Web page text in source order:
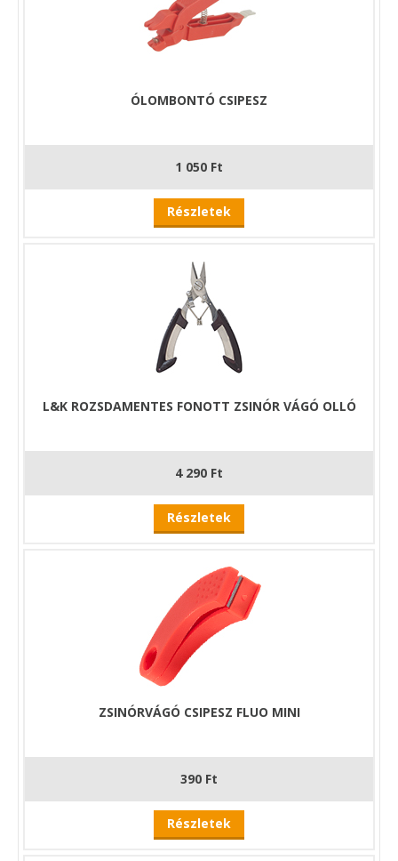
ÓLOMBONTÓ CSIPESZ
1 050 Ft
Részletek
L&K ROZSDAMENTES FONOTT ZSINÓR VÁGÓ OLLÓ
4 290 Ft
Részletek
ZSINÓRVÁGÓ CSIPESZ FLUO MINI
390 Ft
Részletek